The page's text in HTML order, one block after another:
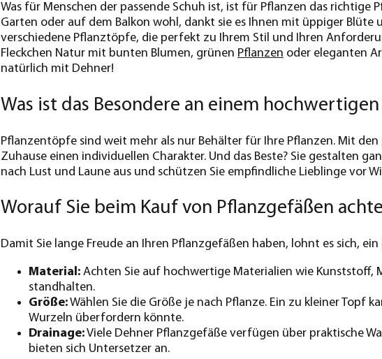
Was für Menschen der passende Schuh ist, ist für Pflanzen das richtige
Garten oder auf dem Balkon wohl, dankt sie es Ihnen mit üppiger
verschiedene Pflanztöpfe, die perfekt zu Ihrem Stil und Ihren
Fleckchen Natur mit bunten Blumen, grünen Pflanzen oder eleganten
natürlich mit Dehner!
Was ist das Besondere an einem
Pflanzentöpfe sind weit mehr als nur Behälter für Ihre Pflanzen. Mit den
Zuhause einen individuellen Charakter. Und das Beste? Sie gestalten
nach Lust und Laune aus und schützen Sie empfindliche Lieblinge vor
Worauf Sie beim Kauf von Pflanzgefäßen
Damit Sie lange Freude an Ihren Pflanzgefäßen haben, lohnt es sich,
Material: Achten Sie auf hochwertige Materialien wie Kunststoff,
standhalten.
Größe:Wählen Sie die Größe je nach Pflanze. Ein zu kleiner Topf
Wurzeln überfordern könnte.
Drainage:Viele Dehner Pflanzgefäße verfügen über praktische
bieten sich Untersetzer an.